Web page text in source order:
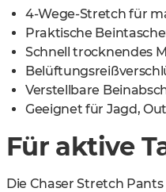
4-Wege-Stretch für
Praktische
Schnell trocknendes
Verstellbare
Geeignet für Jagd,
Für aktive
Die Chaser Stretch